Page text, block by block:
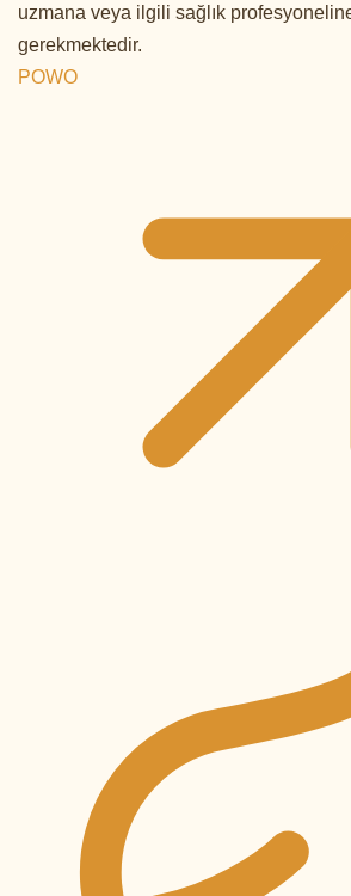
uzmana veya ilgili sağlık profesyoneline
gerekmektedir.
POWO